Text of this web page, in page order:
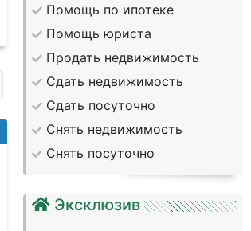
Помощь по ипотеке
Помощь юриста
Продать недвижимость
Сдать недвижимость
Сдать посуточно
Снять недвижимость
Снять посуточно
Эксклюзив